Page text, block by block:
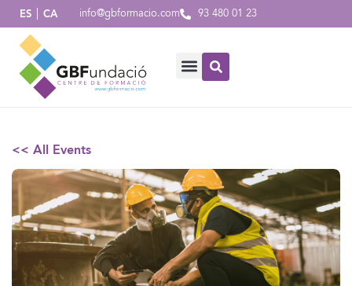
ES CA info@gbformacio.com 93 480 01 23
<< All Events